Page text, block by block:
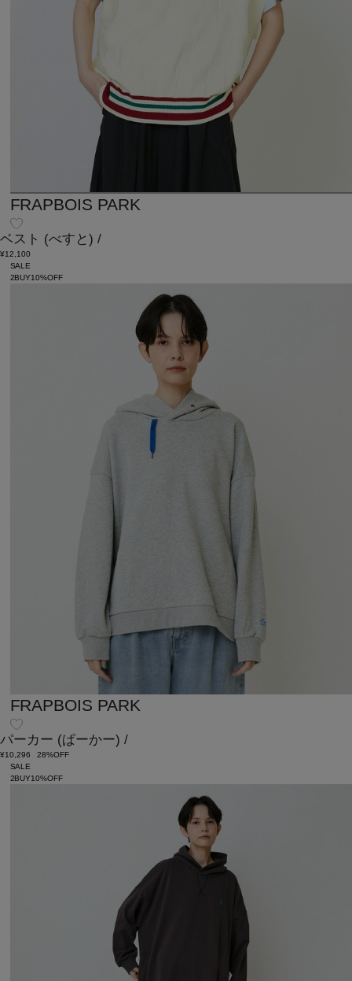
FRAPBOIS PARK
ベスト (べすと) /
¥12,100
SALE
2BUY10%OFF
FRAPBOIS PARK
パーカー (ぱーかー) /
¥10,296
28%OFF
SALE
2BUY10%OFF